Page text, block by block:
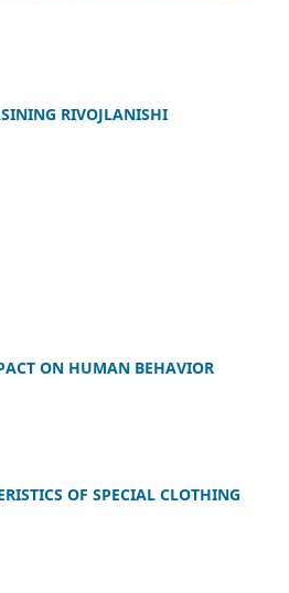
RIVOJLANISHI
ON HUMAN BEHAVIOR
OF SPECIAL CLOTHING